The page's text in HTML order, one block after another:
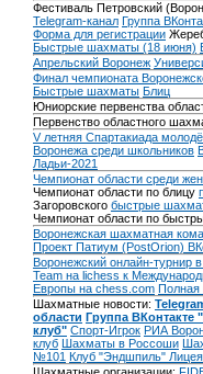
Фестиваль Петровский
Telegram-канал Группа
Форма для регистрации
Быстрые шахматы (18 июня)
Апрельский Воронеж
Финал чемпионата
Быстрые шахматы Блиц
Юниорские первенства
Первенство областного
V летняя Спартакиада
Воронежа среди школьников
Ладьи-2021
Чемпионат области среди
Чемпионат области по блицу
Загоровского быстрые
Чемпионат области по
Воронежская шахматная
Проект Патиум (PostOrion)
Воронежский онлайн-турнир
Team на lichess к
Европы на chess.com Полная
Шахматные новости:
области Группа
клуб" Спорт-Игрок РИА
клуб Шахматы в Россоши
№101 Клуб "Эндшпиль"